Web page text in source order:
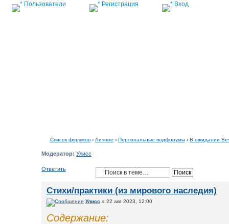
Пользователи Регистрация Вход
Список форумов ‹ Личное ‹ Персональные подфорумы ‹ В ожидании
Модератор: Улисс
Ответить
Стихи/практики (из мирового наследия)
Улисс » 22 авг 2023, 12:00
Содержание: